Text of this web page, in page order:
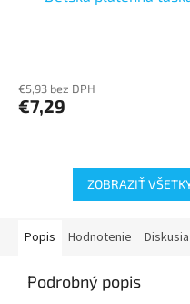
€5,93 bez DPH
€7,29
ZOBRAZIŤ
Popis Hodnotenie Diskusia
Podrobný popis